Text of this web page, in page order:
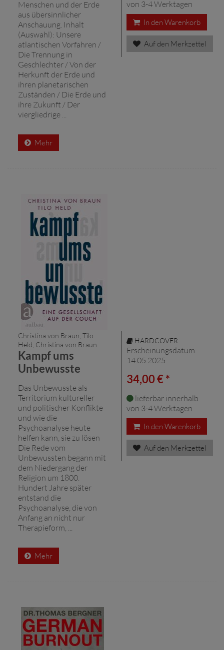
Menschen und der Erde
aus übersinnlicher
Anschauung. Inhalt
(Auswahl): Unsere
atlantischen Vorfahren /
Die Trennung in
Geschlechter / Von der
Herkunft der Erde und
ihren planetarischen
Zuständen / Die Erde und
ihre Zukunft / Der
viergliedrige ...
Mehr
von 3-4 Werktagen
In den Warenkorb
Auf den Merkzettel
Christina von Braun, Tilo
Held, Christina von Braun
Kampf ums
Unbewusste
Das Unbewusste als
Territorium kultureller
und politischer Konflikte
und wie die
Psychoanalyse heute
helfen kann, sie zu lösen
Die Rede vom
Unbewussten begann mit
dem Niedergang der
Religion um 1800.
Hundert Jahre später
entstand die
Psychoanalyse, die von
Anfang an nicht nur
Therapieform, ...
Mehr
HARDCOVER
Erscheinungsdatum:
14.05.2025
34,00 € *
lieferbar innerhalb
von 3-4 Werktagen
In den Warenkorb
Auf den Merkzettel